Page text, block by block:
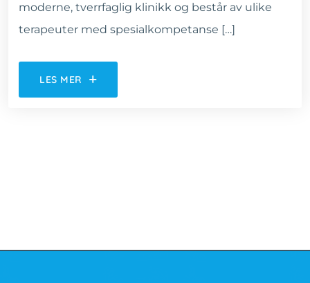
moderne, tverrfaglig klinikk og består av ulike
terapeuter med spesialkompetanse […]
LES MER